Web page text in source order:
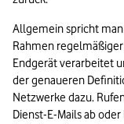
Allgemein spricht
Rahmen
Endgerät verarbeitet
der genaueren
Netzwerke dazu.
Dienst-E-Mails ab